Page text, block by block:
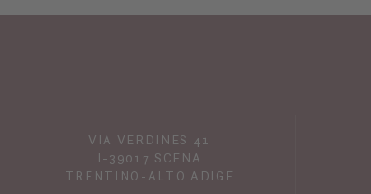
VIA VERDINES 41
I-39017 SCENA
TRENTINO-ALTO ADIGE